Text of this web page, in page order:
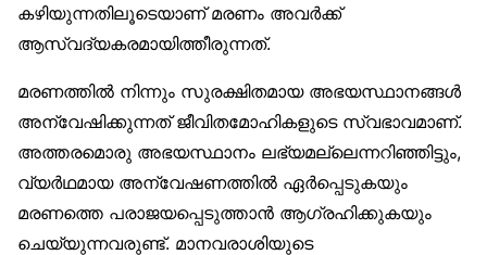
കഴിയുന്നതിലൂടെയാണ് മരണം അവര്‍ക്ക്
ആസ്വദ്യകരമായിത്തീരുന്നത്.
മരണത്തില്‍ നിന്നും സുരക്ഷിതമായ അഭയസ്ഥാനങ്ങള്‍
അന്വേഷിക്കുന്നത് ജീവിതമോഹികളുടെ സ്വഭാവമാണ്.
അത്തരമൊരു അഭയസ്ഥാനം ലഭ്യമല്ലെന്നറിഞ്ഞിട്ടും,
വ്യര്‍ഥമായ അന്വേഷണത്തില്‍ ഏര്‍പ്പെടുകയും
മരണത്തെ പരാജയപ്പെടുത്താന്‍ ആഗ്രഹിക്കുകയും
ചെയ്യുന്നവരുണ്ട്. മാനവരാശിയുടെ